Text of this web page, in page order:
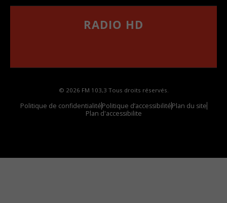
RADIO HD
© 2026 FM 103,3 Tous droits réservés.
Politique de confidentialitéPolitique d’accessibilitéPlan du site
Plan d'accessibilite